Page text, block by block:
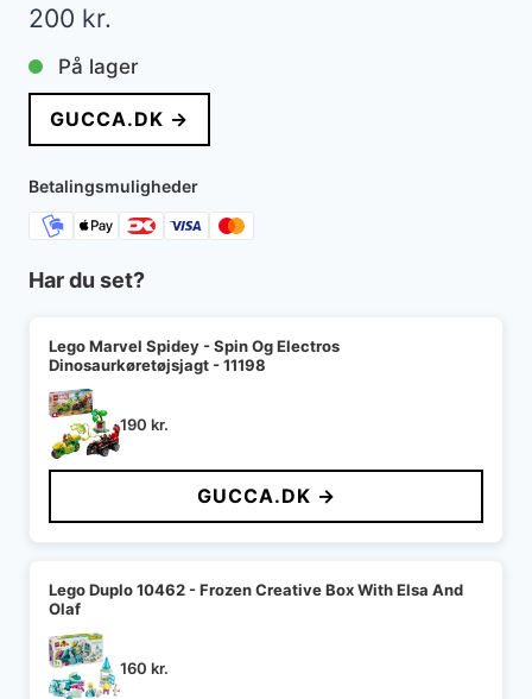
200 kr.
På lager
GUCCA.DK →
Betalingsmuligheder
Har du set?
Lego Marvel Spidey - Spin Og Electros
Dinosaurkøretøjsjagt - 11198
190 kr.
GUCCA.DK →
Lego Duplo 10462 - Frozen Creative Box With Elsa And
Olaf
160 kr.